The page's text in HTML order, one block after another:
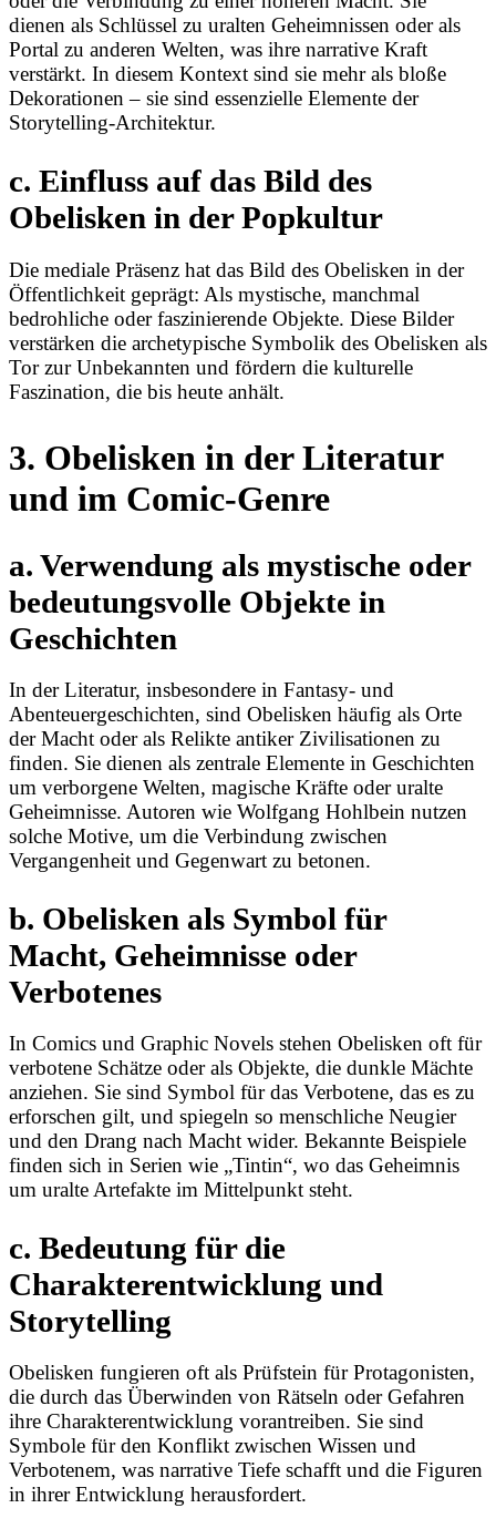
dienen als Schlüssel zu uralten Geheimnissen oder als
Portal zu anderen Welten, was ihre narrative Kraft
verstärkt. In diesem Kontext sind sie mehr als bloße
Dekorationen – sie sind essenzielle Elemente der
Storytelling-Architektur.
c. Einfluss auf das Bild des
Obelisken in der Popkultur
Die mediale Präsenz hat das Bild des Obelisken in der
Öffentlichkeit geprägt: Als mystische, manchmal
bedrohliche oder faszinierende Objekte. Diese Bilder
verstärken die archetypische Symbolik des Obelisken als
Tor zur Unbekannten und fördern die kulturelle
Faszination, die bis heute anhält.
3. Obelisken in der Literatur
und im Comic-Genre
a. Verwendung als mystische oder
bedeutungsvolle Objekte in
Geschichten
In der Literatur, insbesondere in Fantasy- und
Abenteuergeschichten, sind Obelisken häufig als Orte
der Macht oder als Relikte antiker Zivilisationen zu
finden. Sie dienen als zentrale Elemente in Geschichten
um verborgene Welten, magische Kräfte oder uralte
Geheimnisse. Autoren wie Wolfgang Hohlbein nutzen
solche Motive, um die Verbindung zwischen
Vergangenheit und Gegenwart zu betonen.
b. Obelisken als Symbol für
Macht, Geheimnisse oder
Verbotenes
In Comics und Graphic Novels stehen Obelisken oft für
verbotene Schätze oder als Objekte, die dunkle Mächte
anziehen. Sie sind Symbol für das Verbotene, das es zu
erforschen gilt, und spiegeln so menschliche Neugier
und den Drang nach Macht wider. Bekannte Beispiele
finden sich in Serien wie „Tintin“, wo das Geheimnis
um uralte Artefakte im Mittelpunkt steht.
c. Bedeutung für die
Charakterentwicklung und
Storytelling
Obelisken fungieren oft als Prüfstein für Protagonisten,
die durch das Überwinden von Rätseln oder Gefahren
ihre Charakterentwicklung vorantreiben. Sie sind
Symbole für den Konflikt zwischen Wissen und
Verbotenem, was narrative Tiefe schafft und die Figuren
in ihrer Entwicklung herausfordert.